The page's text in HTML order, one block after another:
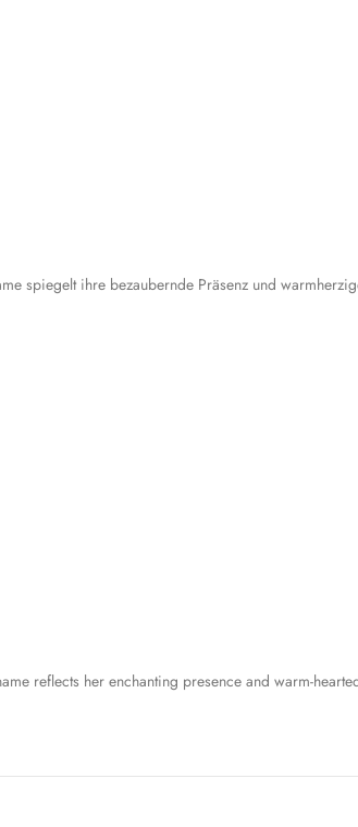
spiegelt ihre bezaubernde Präsenz und
reflects her enchanting presence and warm-